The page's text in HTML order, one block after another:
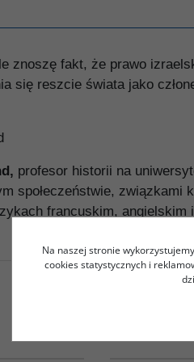
znoszę fakt, że prawo
się reszcie świata jako
profesor historii na
społeczeństwie, związkami
francuskim, angielskim
Na naszej stronie
cookies statystycznych i